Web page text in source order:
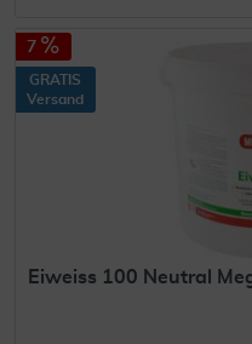
7
GRATIS
Versand
Eiweiss 100 Neutral